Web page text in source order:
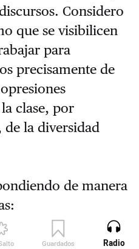
Guardados Revista
Considero
que se visibilicen
para
precisamente de
clase, por
la diversidad
de manera
ir de la mano.
negras
Radio